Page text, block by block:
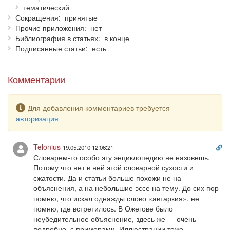
сформированной издательством.
тематический
Сокращения
принятые
Прочие приложения
нет
Библиография в статьях
в конце
Подписанные статьи
есть
Комментарии
Предупреждение
Для добавления комментариев требуется
авторизация
Telonius 19.05.2010 12:06:21
Словарем-то особо эту энциклопедию не назовешь.
Потому что нет в ней этой словарной сухости и
сжатости. Да и статьи больше похожи не на
объяснения, а на небольшие эссе на тему. До сих пор
помню, что искал однажды слово «автаркия», не
помню, где встретилось. В Ожегове было
неубедительное объяснение, здесь же — очень